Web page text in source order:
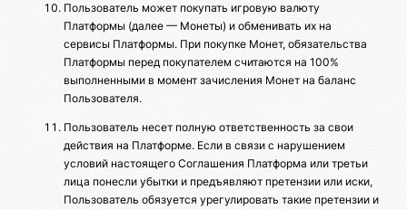
Пользователь может покупать игровую валюту
Платформы (далее — Монеты) и обменивать их на
сервисы Платформы. При покупке Монет, обязательства
Платформы перед покупателем считаются на 100%
выполненными в момент зачисления Монет на баланс
Пользователя.
Пользователь несет полную ответственность за свои
действия на Платформе. Если в связи с нарушением
условий настоящего Соглашения Платформа или третьи
лица понесли убытки и предъявляют претензии или иски,
Пользователь обязуется урегулировать такие претензии и